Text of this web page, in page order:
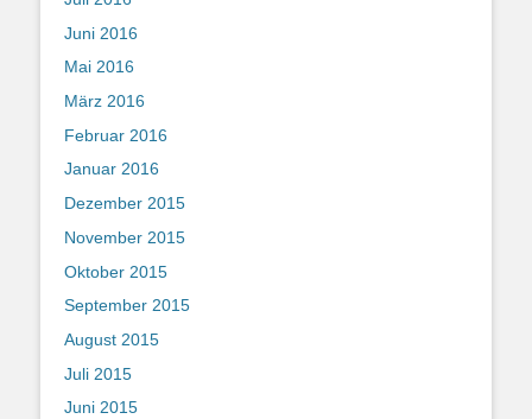
Juni 2016
Mai 2016
März 2016
Februar 2016
Januar 2016
Dezember 2015
November 2015
Oktober 2015
September 2015
August 2015
Juli 2015
Juni 2015